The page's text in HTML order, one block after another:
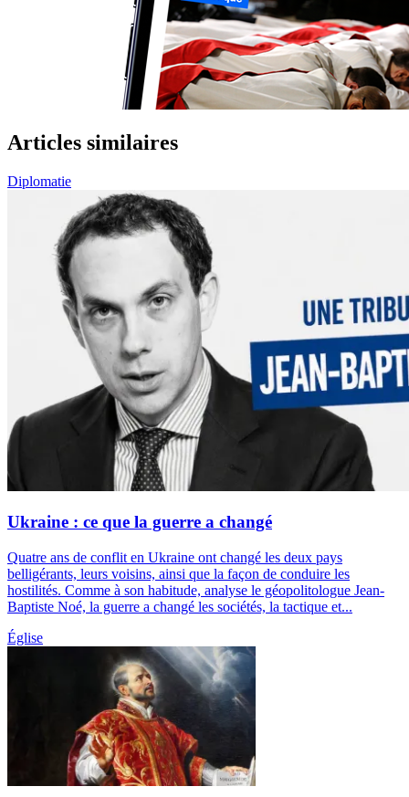
Articles similaires
Diplomatie
Ukraine : ce que la guerre a changé
Quatre ans de conflit en Ukraine ont changé les deux pays
belligérants, leurs voisins, ainsi que la façon de conduire les
hostilités. Comme à son habitude, analyse le géopolitologue Jean-
Baptiste Noé, la guerre a changé les sociétés, la tactique et...
Église